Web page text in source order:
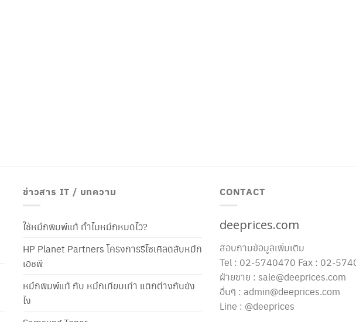
ข่าวสาร IT / บทความ
ใช้หมึกพิมพ์แท้ ทำไมหมึกหมดไว?
HP Planet Partners โครงการรีไซเคิลตลับหมึก
เอชพี
หมึกพิมพ์แท้ กับ หมึกเทียบเท่า แตกต่างกันยัง
ไง
CONTACT
deeprices.com
สอบถามข้อมูลเพิ่มเติม
Tel : 02-5740470 Fax : 02-
ฝ่ายขาย : sale@deeprices.com
อื่นๆ : admin@deeprices.com
Line : @deeprices